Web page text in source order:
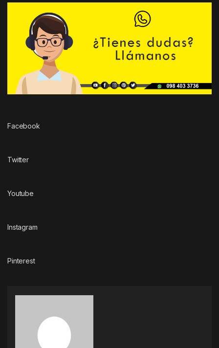
Facebook
Twitter
Youtube
Instagram
Pinterest